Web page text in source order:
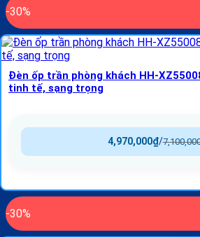
-30%
Đèn ốp trần phòng khách
tinh tế, sạng trọng
/
4,970,000₫
-30%